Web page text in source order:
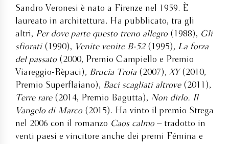
Sandro Veronesi è nato a Firenze nel 1959. È
laureato in architettura. Ha pubblicato, tra gli
altri, Per dove parte questo treno allegro (1988), Gli
sfiorati(1990), Venite venite B-52(1995), La forza
del passato (2000, Premio Campiello e Premio
Viareggio-Rèpaci), Brucia Troia (2007), XY(2010,
Premio Superflaiano), Baci scagliati altrove(2011),
Terre rare(2014, Premio Bagutta), Non dirlo. Il
Vangelo di Marco (2015). Ha vinto il premio Strega
nel 2006 con il romanzo Caos calmo – tradotto in
venti paesi e vincitore anche dei premi Fémina e